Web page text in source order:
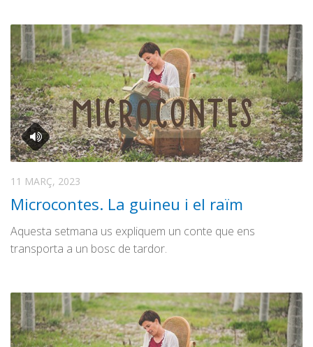
11 MARÇ, 2023
Microcontes. La guineu i el raïm
Aquesta setmana us expliquem un conte que ens
transporta a un bosc de tardor.